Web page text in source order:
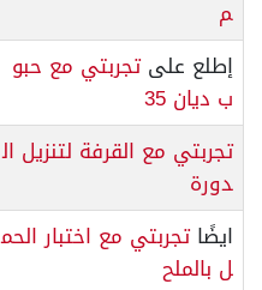
م
إطلع علىتجربتي مع حبو
ب ديان 35
تجربتي مع القرفة لتنزيل ال
دورة
ايضًاتجربتي مع اختبار الحم
ل بالملح